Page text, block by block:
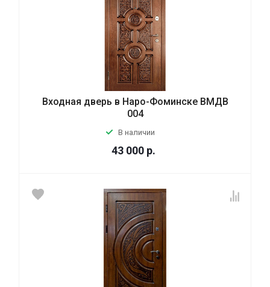
Входная дверь в Наро-Фоминске ВМДВ
004
В наличии
43 000 р.